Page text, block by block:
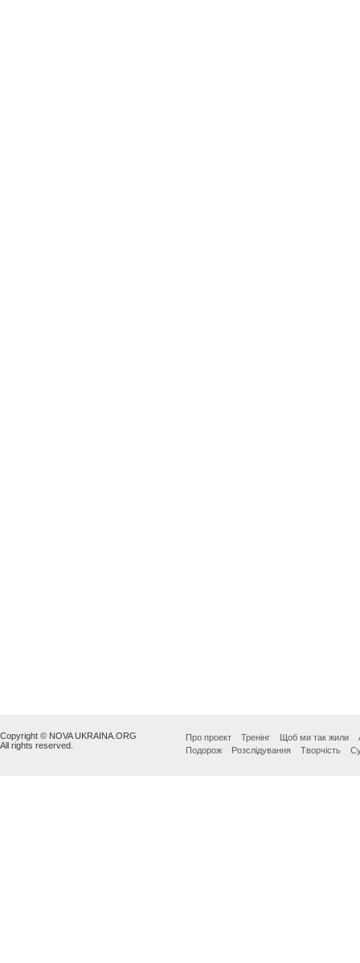
Copyright © NOVA UKRAINA.ORG
All rights reserved.
Про проект Тренінг Щоб ми так жили
Подорож
Розслідування Творчість